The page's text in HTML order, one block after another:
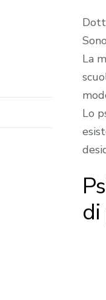
La
Lo